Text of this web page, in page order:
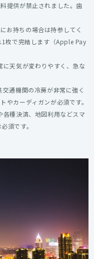
提供が禁止されました。歯
お持ちの場合は持参してく
枚で完結します（Apple Pay
に天気が変わりやすく、急な
通機関の冷房が非常に強く
やカーディガンが必須です。
各種決済、地図利用などスマ
須です。